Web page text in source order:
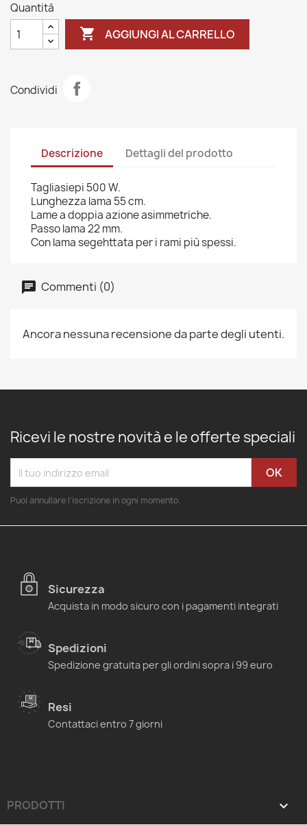
Quantità
 AGGIUNGI AL CARRELLO
Condividi
Descrizione Dettagli del prodotto
Tagliasiepi 500 W.
Lunghezza lama 55 cm.
Lame a doppia azione asimmetriche.
Passo lama 22 mm.
Con lama segehttata per i rami più spessi.
Commenti (0)
Ancora nessuna recensione da parte degli utenti.
Ricevi le nostre novità e le offerte speciali
Puoi annullare l'iscrizione in ogni momento.
Sicurezza
Acquista in modo sicuro con i pagamenti integrati
Spedizioni
Spedizione gratuita per gli ordini sopra i 99 euro
Resi
Contattaci entro 7 giorni
PRODOTTI 